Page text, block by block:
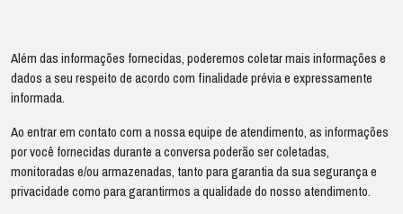
Além das informações fornecidas, poderemos coletar mais informações e
dados a seu respeito de acordo com finalidade prévia e expressamente
informada.
Ao entrar em contato com a nossa equipe de atendimento, as informações
por você fornecidas durante a conversa poderão ser coletadas,
monitoradas e/ou armazenadas, tanto para garantia da sua segurança e
privacidade como para garantirmos a qualidade do nosso atendimento.